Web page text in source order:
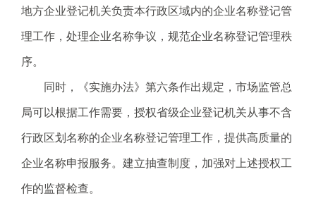
地方企业登记机关负责本行政区域内的企业名称登记管
理工作，处理企业名称争议，规范企业名称登记管理秩
序。
同时，《实施办法》第六条作出规定，市场监管总
局可以根据工作需要，授权省级企业登记机关从事不含
行政区划名称的企业名称登记管理工作，提供高质量的
企业名称申报服务。建立抽查制度，加强对上述授权工
作的监督检查。